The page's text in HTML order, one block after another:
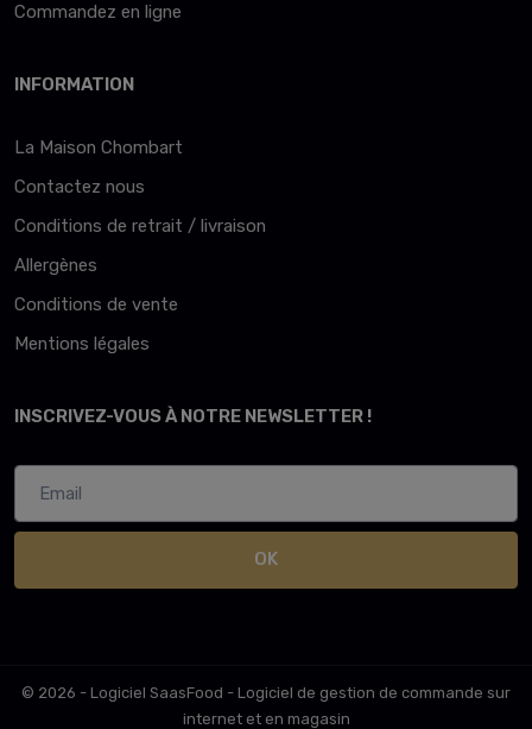
Commandez en ligne
INFORMATION
La Maison Chombart
Contactez nous
Conditions de retrait / livraison
Allergènes
Conditions de vente
Mentions légales
INSCRIVEZ-VOUS À NOTRE NEWSLETTER !
OK
© 2026 - Logiciel SaasFood - Logiciel de gestion de commande sur
internet et en magasin